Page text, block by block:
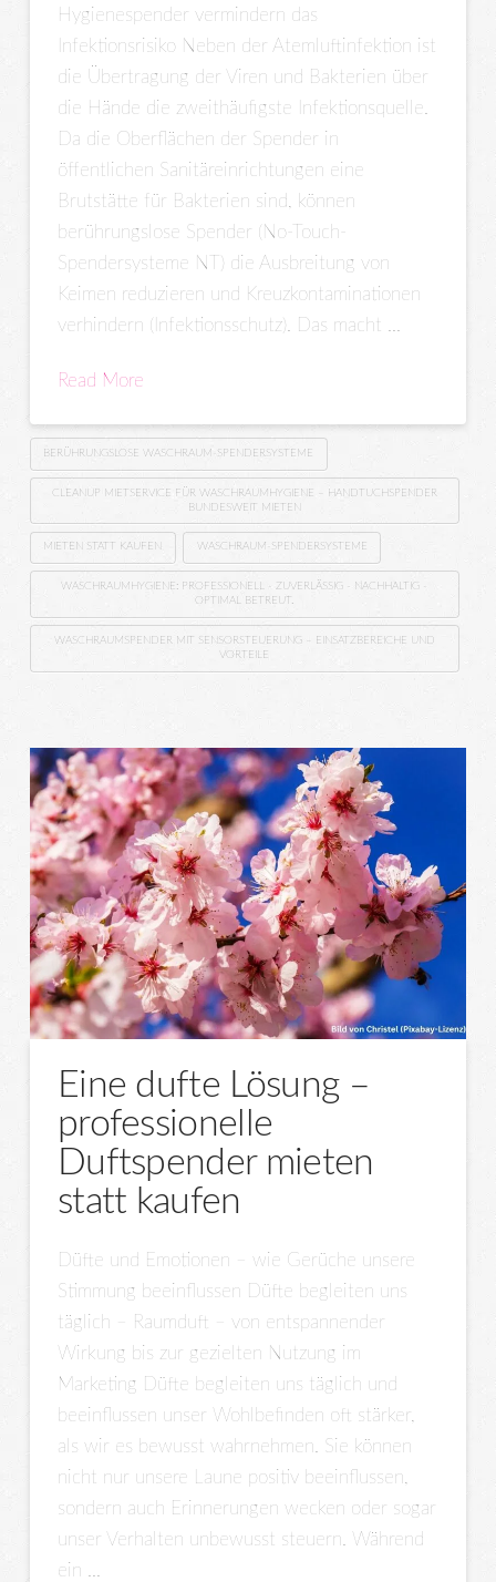
Hygienespender vermindern das
Infektionsrisiko Neben der Atemluftinfektion ist
die Übertragung der Viren und Bakterien über
die Hände die zweithäufigste Infektionsquelle.
Da die Oberflächen der Spender in
öffentlichen Sanitäreinrichtungen eine
Brutstätte für Bakterien sind, können
berührungslose Spender (No-Touch-
Spendersysteme NT) die Ausbreitung von
Keimen reduzieren und Kreuzkontaminationen
verhindern (Infektionsschutz). Das macht …
Read More
BERÜHRUNGSLOSE WASCHRAUM-SPENDERSYSTEME
CLEANUP MIETSERVICE FÜR WASCHRAUMHYGIENE – HANDTUCHSPENDER
BUNDESWEIT MIETEN
MIETEN STATT KAUFEN WASCHRAUM-SPENDERSYSTEME
WASCHRAUMHYGIENE: PROFESSIONELL - ZUVERLÄSSIG - NACHHALTIG -
OPTIMAL BETREUT.
WASCHRAUMSPENDER MIT SENSORSTEUERUNG – EINSATZBEREICHE UND
VORTEILE
Eine dufte Lösung –
professionelle
Duftspender mieten
statt kaufen
Düfte und Emotionen – wie Gerüche unsere
Stimmung beeinflussen Düfte begleiten uns
täglich – Raumduft – von entspannender
Wirkung bis zur gezielten Nutzung im
Marketing Düfte begleiten uns täglich und
beeinflussen unser Wohlbefinden oft stärker,
als wir es bewusst wahrnehmen. Sie können
nicht nur unsere Laune positiv beeinflussen,
sondern auch Erinnerungen wecken oder sogar
unser Verhalten unbewusst steuern. Während
ein …